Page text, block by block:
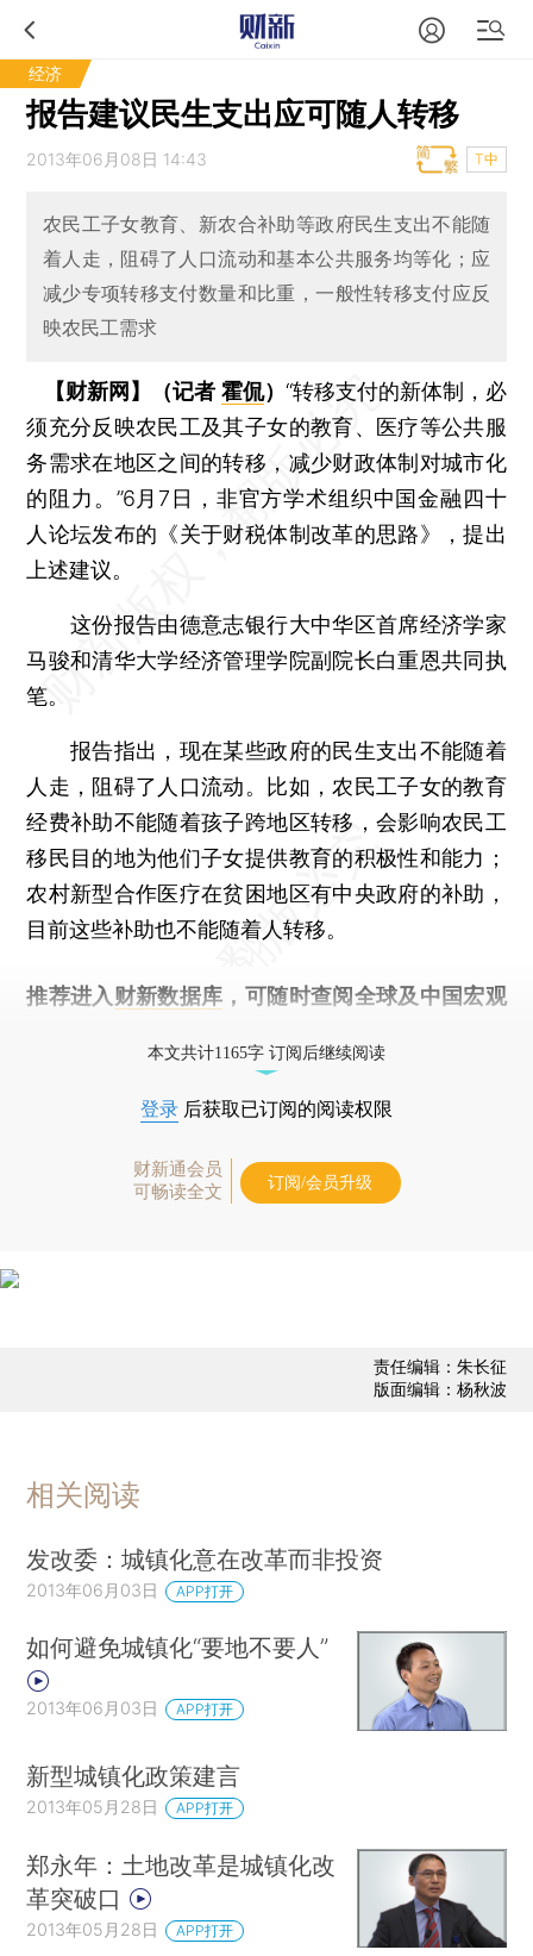
经济
报告建议民生支出应可随人转移
2013年06月08日 14:43 T中
农民工子女教育、新农合补助等政府民生支出不能随
着人走，阻碍了人口流动和基本公共服务均等化；应
减少专项转移支付数量和比重，一般性转移支付应反
映农民工需求
【财新网】（记者 霍侃） “转移支付的新体制，必
须充分反映农民工及其子女的教育、医疗等公共服
务需求在地区之间的转移，减少财政体制对城市化
的阻力。”6月7日，非官方学术组织中国金融四十
人论坛发布的《关于财税体制改革的思路》，提出
上述建议。
这份报告由德意志银行大中华区首席经济学家
马骏和清华大学经济管理学院副院长白重恩共同执
笔。
报告指出，现在某些政府的民生支出不能随着
人走，阻碍了人口流动。比如，农民工子女的教育
经费补助不能随着孩子跨地区转移，会影响农民工
移民目的地为他们子女提供教育的积极性和能力；
农村新型合作医疗在贫困地区有中央政府的补助，
目前这些补助也不能随着人转移。
推荐进入 财新数据库 ，可随时查阅全球及中国宏观
本文共计1165字 订阅后继续阅读
登录 后获取已订阅的阅读权限
财新通会员
可畅读全文
订阅/会员升级
责任编辑：朱长征
版面编辑：杨秋波
相关阅读
发改委：城镇化意在改革而非投资
2013年06月03日 APP打开
如何避免城镇化“要地不要人”
2013年06月03日 APP打开
新型城镇化政策建言
2013年05月28日 APP打开
郑永年：土地改革是城镇化改
革突破口
2013年05月28日 APP打开